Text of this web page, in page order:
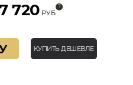
720 РУБ.
КУПИТЬ ДЕШЕВЛЕ